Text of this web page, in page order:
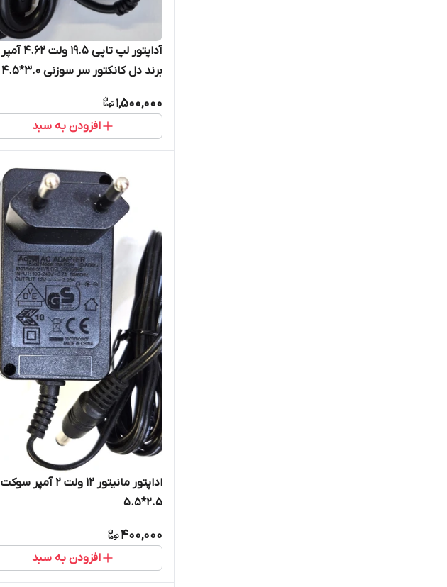
آداپتور لپ تاپی 19.5 ولت 4.62 آمپر
برند دل کانکتور سر سوزنی 3.0*4.5
1,500,000
افزودن به سبد
اداپتور مانیتور 12 ولت 2 آمپر سوکت
2.5*5.5
400,000
افزودن به سبد